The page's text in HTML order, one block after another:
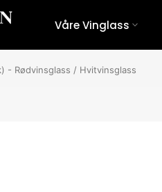
Våre Vinglass
- Rødvinsglass / Hvitvinsglass